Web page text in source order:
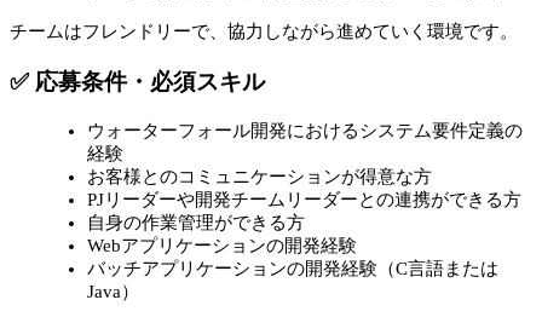
チームはフレンドリーで、協力しながら進めていく環境です。
✅ 応募条件・必須スキル
ウォーターフォール開発におけるシステム要件定義の
経験
お客様とのコミュニケーションが得意な方
PJリーダーや開発チームリーダーとの連携ができる方
自身の作業管理ができる方
Webアプリケーションの開発経験
バッチアプリケーションの開発経験（C言語または
Java）